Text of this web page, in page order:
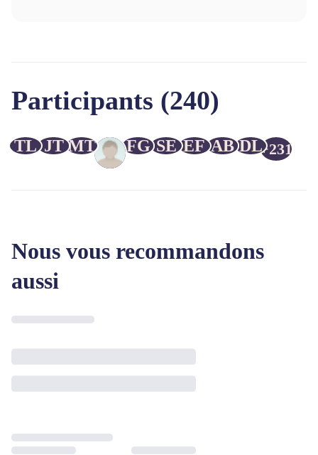
Participants (240)
+231
DL
AB
EF
SE
FG
MT
JT
TL
Nous vous recommandons
aussi